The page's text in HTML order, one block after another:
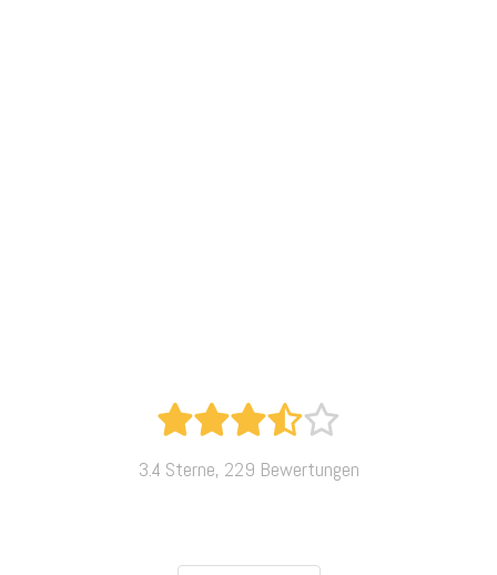
3.4 Sterne, 229 Bewertungen